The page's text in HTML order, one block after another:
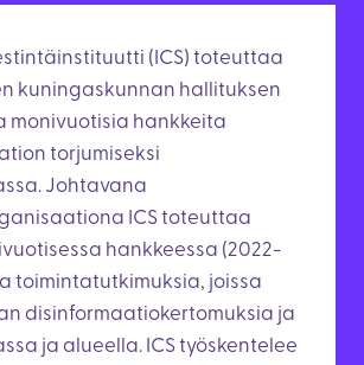
(ICS) toteuttaa
kuningaskunnan hallituksen
monivuotisia hankkeita
torjumiseksi
Johtavana
ICS toteuttaa
hankkeessa (2022-
toimintatutkimuksia, joissa
disinformaatiokertomuksia ja
ja alueella. ICS työskentelee